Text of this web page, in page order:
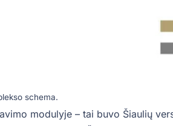
schema.
modulyje – tai buvo Šiaulių